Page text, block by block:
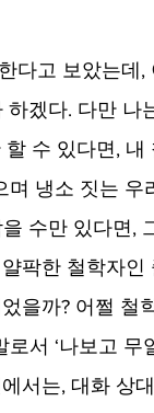
고 보았는데,
겠다. 다만 나
수 있다면,
며 냉소 짓는
수만 있다면,
팍한 철학자
을까? 어쩔 철
로서 ‘나보고
서는, 대화 상